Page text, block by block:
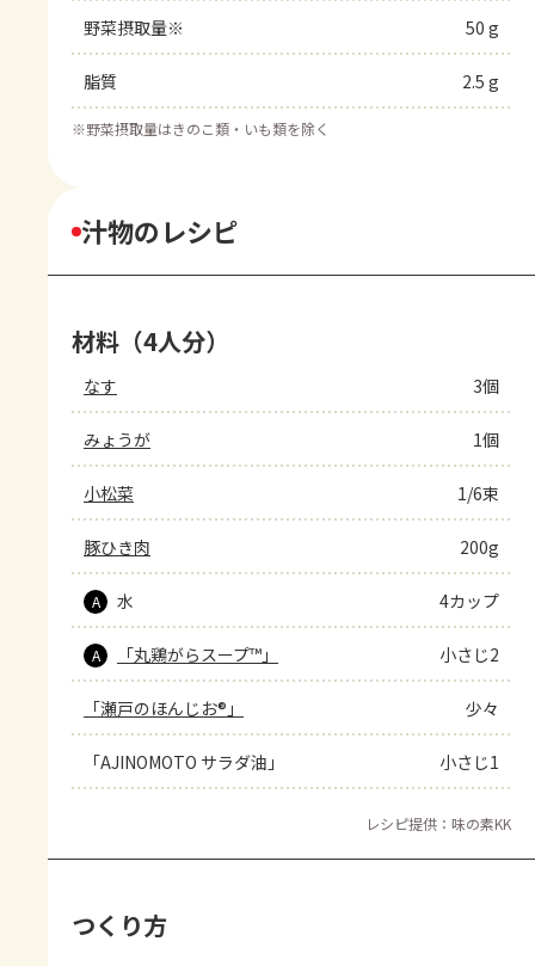
野菜摂取量※ 50 g
脂質 2.5 g
※野菜摂取量はきのこ類・いも類を除く
汁物のレシピ
材料（4人分）
なす 3個
みょうが 1個
小松菜 1/6束
豚ひき肉 200g
A 水 4カップ
A 「丸鶏がらスープ™」 小さじ2
「瀬戸のほんじお®」 少々
「AJINOMOTO サラダ油」 小さじ1
レシピ提供：味の素KK
つくり方